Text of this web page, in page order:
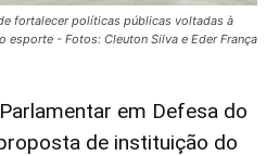
fortalecer políticas públicas voltadas à
esporte - Fotos: Cleuton Silva e Eder França
em Defesa do
de instituição do